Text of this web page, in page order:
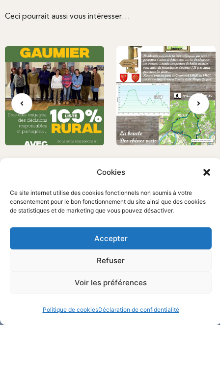
Cookies
Ce site internet utilise des cookies fonctionnels non soumis à votre
consentement pour le bon fonctionnement du site ainsi que des cookies
de statistiques et de marketing que vous pouvez désactiver.
Accepter
Refuser
Voir les préférences
Politique de cookiesDéclaration de confidentialité
Ceci pourrait aussi vous intéresser…
JANVIER